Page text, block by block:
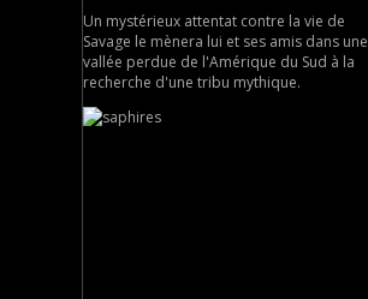
Un mystérieux attentat contre la vie de
Savage le mènera lui et ses amis dans une
vallée perdue de l'Amérique du Sud à la
recherche d'une tribu mythique.